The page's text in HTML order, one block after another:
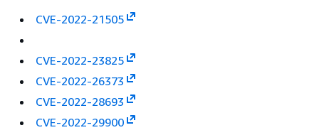
CVE-2022-21505
CVE-2022-23825
CVE-2022-26373
CVE-2022-28693
CVE-2022-29900